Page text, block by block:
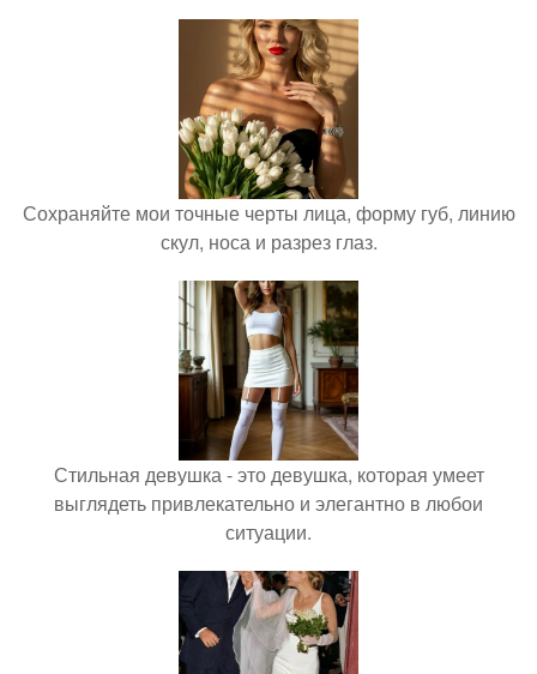
Сохраняйте мои точные черты лица, форму губ, линию
скул, носа и разрез глаз.
Стильная девушка - это девушка, которая умеет
выглядеть привлекательно и элегантно в любои
ситуации.